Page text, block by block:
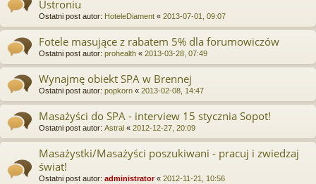
Ustroniu
Ostatni post autor: HoteleDiament « 2013-07-01, 09:07
Fotele masujące z rabatem 5% dla forumowiczów
Ostatni post autor: prohealth « 2013-03-28, 07:49
Wynajmę obiekt SPA w Brennej
Ostatni post autor: popkorn « 2013-02-08, 14:47
Masażyści do SPA - interview 15 stycznia Sopot!
Ostatni post autor: Astral « 2012-12-27, 20:09
Masażystki/Masażyści poszukiwani - pracuj i zwiedzaj
świat!
Ostatni post autor: administrator« 2012-11-21, 10:56